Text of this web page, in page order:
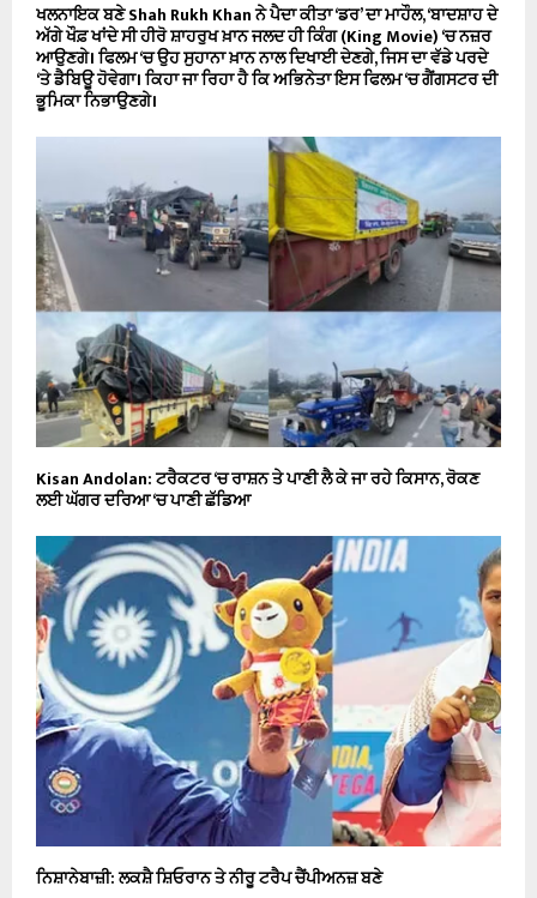
ਖਲਨਾਇਕ ਬਣੇ Shah Rukh Khan ਨੇ ਪੈਦਾ ਕੀਤਾ ‘ਡਰ’ ਦਾ ਮਾਹੌਲ, ‘ਬਾਦਸ਼ਾਹ ਦੇ
ਅੱਗੇ ਖੌਫ਼ ਖਾਂਦੇ ਸੀ ਹੀਰੋ ਸ਼ਾਹਰੁਖ ਖ਼ਾਨ ਜਲਦ ਹੀ ਕਿੰਗ (King Movie) ‘ਚ ਨਜ਼ਰ
ਆਉਣਗੇ। ਫਿਲਮ ‘ਚ ਉਹ ਸੁਹਾਨਾ ਖ਼ਾਨ ਨਾਲ ਦਿਖਾਈ ਦੇਣਗੇ, ਜਿਸ ਦਾ ਵੱਡੇ ਪਰਦੇ
‘ਤੇ ਡੈਬਿਊ ਹੋਵੇਗਾ। ਕਿਹਾ ਜਾ ਰਿਹਾ ਹੈ ਕਿ ਅਭਿਨੇਤਾ ਇਸ ਫਿਲਮ ‘ਚ ਗੈਂਗਸਟਰ ਦੀ
ਭੂਮਿਕਾ ਨਿਭਾਉਣਗੇ।
Kisan Andolan: ਟਰੈਕਟਰ ‘ਚ ਰਾਸ਼ਨ ਤੇ ਪਾਣੀ ਲੈ ਕੇ ਜਾ ਰਹੇ ਕਿਸਾਨ, ਰੋਕਣ
ਲਈ ਘੱਗਰ ਦਰਿਆ ‘ਚ ਪਾਣੀ ਛੱਡਿਆ
ਨਿਸ਼ਾਨੇਬਾਜ਼ੀ: ਲਕਸ਼ੈ ਸ਼ਿਓਰਾਨ ਤੇ ਨੀਰੂ ਟਰੈਪ ਚੈਂਪੀਅਨਜ਼ ਬਣੇ